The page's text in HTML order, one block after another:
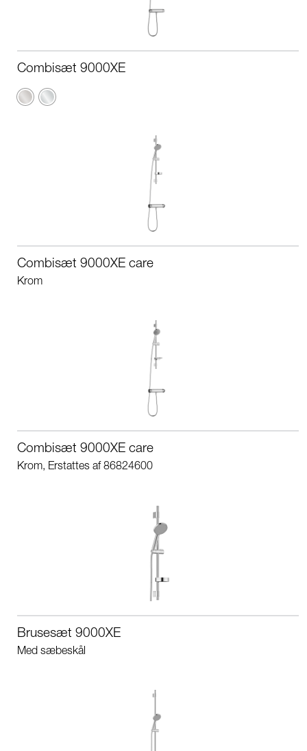
Combisæt 9000XE
BørstetKrom
Combisæt 9000XE care
Krom
Combisæt 9000XE care
Krom, Erstattes af 86824600
Brusesæt 9000XE
Med sæbeskål